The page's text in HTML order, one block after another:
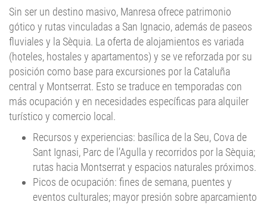
gótico y rutas vinculadas a San Ignacio, además de paseos
fluviales y la Sèquia. La oferta de alojamientos es variada
(hoteles, hostales y apartamentos) y se ve reforzada por su
posición como base para excursiones por la Cataluña
central y Montserrat. Esto se traduce en temporadas con
más ocupación y en necesidades específicas para alquiler
turístico y comercio local.
Recursos y experiencias: basílica de la Seu, Cova de
Sant Ignasi, Parc de l’Agulla y recorridos por la Sèquia;
rutas hacia Montserrat y espacios naturales próximos.
Picos de ocupación: fines de semana, puentes y
eventos culturales; mayor presión sobre aparcamiento
y servicios.